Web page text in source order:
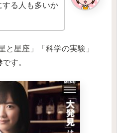
する人も多いか
と星座」「科学の実験」
です。